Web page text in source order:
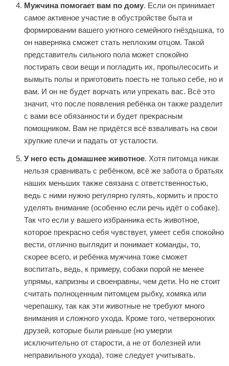
Мужчина помогает вам по дому. Если он принимает
самое активное участие в обустройстве быта и
формировании вашего уютного семейного гнёздышка, то
он наверняка сможет стать неплохим отцом. Такой
представитель сильного пола может спокойно
постирать свои вещи и погладить их, пропылесосить и
вымыть полы и приготовить поесть не только себе, но и
вам. И он не будет ворчать или упрекать вас. Всё это
значит, что после появления ребёнка он также разделит
с вами все обязанности и будет прекрасным
помощником. Вам не придётся всё взваливать на свои
хрупкие плечи и падать от усталости.
У него есть домашнее животное. Хотя питомца никак
нельзя сравнивать с ребёнком, всё же забота о братьях
наших меньших также связана с ответственностью,
ведь с ними нужно регулярно гулять, кормить и просто
уделять внимание (особенно если речь идёт о собаке).
Так что если у вашего избранника есть животное,
которое прекрасно себя чувствует, умеет себя спокойно
вести, отлично выглядит и понимает команды, то,
скорее всего, и ребёнка мужчина тоже сможет
воспитать, ведь, к примеру, собаки порой не менее
упрямы, капризны и своенравны, чем дети. Но не стоит
считать полноценным питомцем рыбку, хомяка или
черепашку, так как эти животные не требуют много
внимания и сложного ухода. Кроме того, четвероногих
друзей, которые были раньше (но умерли
исключительно от старости, а не от болезней или
неправильного ухода), тоже следует учитывать.